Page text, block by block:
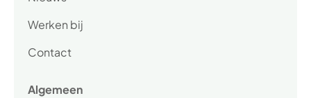
Werken bij
Contact
Algemeen